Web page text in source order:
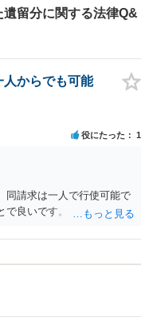
留分に関する法律Q&
からでも可能
役にたった 1
同請求は一人で行使可能で
良いです。